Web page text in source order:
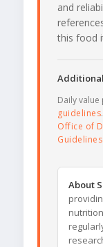
and
this food
Daily
guidelines
Office of
About